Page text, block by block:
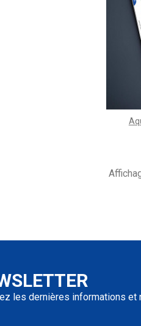
les dernières informations